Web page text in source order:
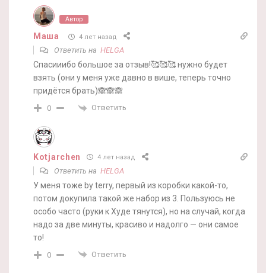
Автор
Маша 4 лет назад
Ответить на HELGA
Спасииибо большое за отзыв!🥰🥰🥰 нужно будет
взять (они у меня уже давно в више, теперь точно
придётся брать)🙈🙈🙈
0 Ответить
Kotjarchen 4 лет назад
Ответить на HELGA
У меня тоже by terry, первый из коробки какой-то,
потом докупила такой же набор из 3. Пользуюсь не
особо часто (руки к Худе тянутся), но на случай, когда
надо за две минуты, красиво и надолго — они самое
то!
0 Ответить